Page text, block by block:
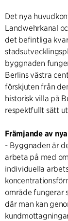
Det nya
Landwehrkanal
det befintliga
byggnaden
Berlins västra
förskjuten från
historisk villa på
respektfullt sätt
Främjande av
- Byggnaden är
arbeta på med
individuella
område fungerar
där man kan